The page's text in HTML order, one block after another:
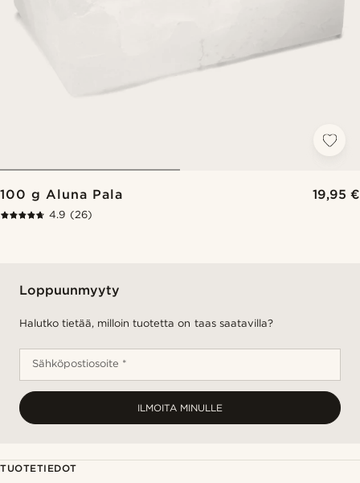
100 g Aluna Pala 19,95 €
4.9 (26)
Loppuunmyyty
Halutko tietää, milloin tuotetta on taas saatavilla?
Sähköpostiosoite *
ILMOITA MINULLE
TUOTETIEDOT